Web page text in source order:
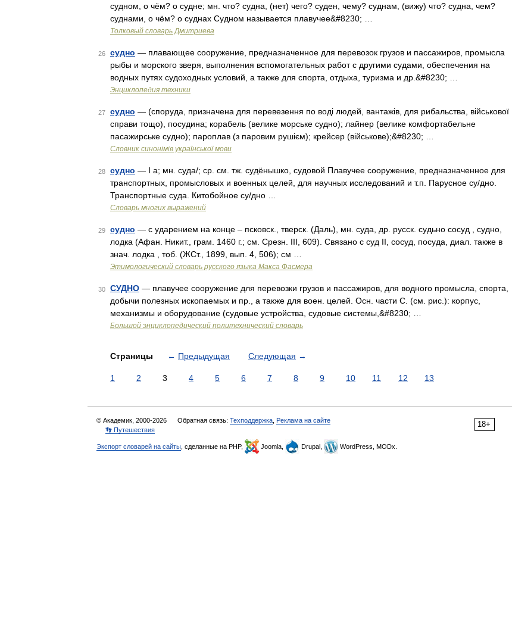
судном, о чём? о судне; мн. что? судна, (нет) чего? суден, чему? суднам, (вижу) что? судна, чем?
суднами, о чём? о суднах Судном называется плавучее&#8230; …
Толковый словарь Дмитриева
26 судно — плавающее сооружение, предназначенное для перевозок грузов и пассажиров, промысла
рыбы и морского зверя, выполнения вспомогательных работ с другими судами, обеспечения на
водных путях судоходных условий, а также для спорта, отдыха, туризма и др.&#8230; …
Энциклопедия техники
27 судно — (споруда, призначена для перевезення по воді людей, вантажів, для рибальства, військової
справи тощо), посудина; корабель (велике морське судно); лайнер (велике комфортабельне
пасажирське судно); пароплав (з паровим рушієм); крейсер (військове);&#8230; …
Словник синонімів української мови
28 судно — I а; мн. суда/; ср. см. тж. судёнышко, судовой Плавучее сооружение, предназначенное для
транспортных, промысловых и военных целей, для научных исследований и т.п. Парусное су/дно.
Транспортные суда. Китобойное су/дно …
Словарь многих выражений
29 судно — с ударением на конце – псковск., тверск. (Даль), мн. суда, др. русск. судьно сосуд , судно,
лодка (Афан. Никит., грам. 1460 г.; см. Срезн. III, 609). Связано с суд II, сосуд, посуда, диал. также в
знач. лодка , тоб. (ЖСт., 1899, вып. 4, 506); см …
Этимологический словарь русского языка Макса Фасмера
30 СУДНО — плавучее сооружение для перевозки грузов и пассажиров, для водного промысла, спорта,
добычи полезных ископаемых и пр., а также для воен. целей. Осн. части С. (см. рис.): корпус,
механизмы и оборудование (судовые устройства, судовые системы,&#8230; …
Большой энциклопедический политехнический словарь
Страницы ← Предыдущая Следующая →
1 2 3 4 5 6 7 8 9 10 11 12 13
18+
© Академик, 2000-2026 Обратная связь: Техподдержка Реклама на сайте
👣 Путешествия
Экспорт словарей на сайты , сделанные на PHP, Joomla, Drupal, WordPress, MODx.